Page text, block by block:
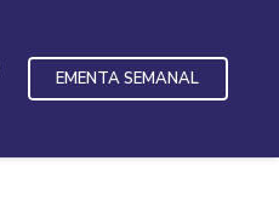
EMENTA SEMANAL